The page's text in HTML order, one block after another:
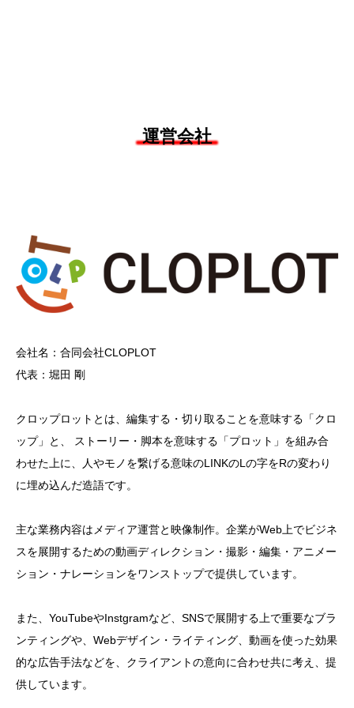
運営会社
会社名：合同会社CLOPLOT
代表：堀田 剛
クロップロットとは、編集する・切り取ることを意味する「クロ
ップ」と、 ストーリー・脚本を意味する「プロット」を組み合
わせた上に、人やモノを繋げる意味のLINKのLの字をRの変わり
に埋め込んだ造語です。
主な業務内容はメディア運営と映像制作。企業がWeb上でビジネ
スを展開するための動画ディレクション・撮影・編集・アニメー
ション・ナレーションをワンストップで提供しています。
また、YouTubeやInstgramなど、SNSで展開する上で重要なブラ
ンティングや、Webデザイン・ライティング、動画を使った効果
的な広告手法などを、クライアントの意向に合わせ共に考え、提
供しています。